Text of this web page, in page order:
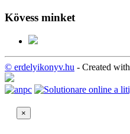
Kövess minket
© erdelyikonyv.hu - Created with
×